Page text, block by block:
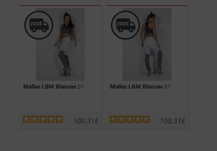
Mallas LBM Blancas 01
€
100.31
Mallas LBM Blancas 01
€
100.31